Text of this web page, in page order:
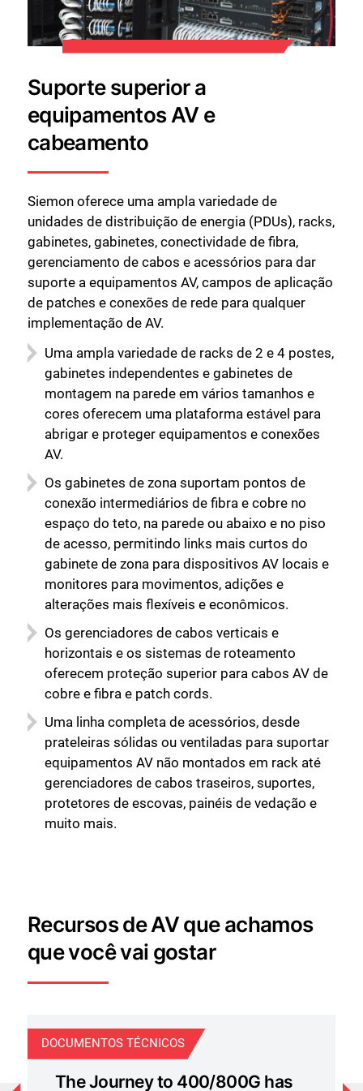
Suporte superior a
equipamentos AV e
cabeamento
Siemon oferece uma ampla variedade de
unidades de distribuição de energia (PDUs), racks,
gabinetes, gabinetes, conectividade de fibra,
gerenciamento de cabos e acessórios para dar
suporte a equipamentos AV, campos de aplicação
de patches e conexões de rede para qualquer
implementação de AV.
Uma ampla variedade de racks de 2 e 4 postes,
gabinetes independentes e gabinetes de
montagem na parede em vários tamanhos e
cores oferecem uma plataforma estável para
abrigar e proteger equipamentos e conexões
AV.
Os gabinetes de zona suportam pontos de
conexão intermediários de fibra e cobre no
espaço do teto, na parede ou abaixo e no piso
de acesso, permitindo links mais curtos do
gabinete de zona para dispositivos AV locais e
monitores para movimentos, adições e
alterações mais flexíveis e econômicos.
Os gerenciadores de cabos verticais e
horizontais e os sistemas de roteamento
oferecem proteção superior para cabos AV de
cobre e fibra e patch cords.
Uma linha completa de acessórios, desde
prateleiras sólidas ou ventiladas para suportar
equipamentos AV não montados em rack até
gerenciadores de cabos traseiros, suportes,
protetores de escovas, painéis de vedação e
muito mais.
Recursos de AV que achamos
que você vai gostar
DOCUMENTOS TÉCNICOS
The Journey to 400/800G has
Fechar